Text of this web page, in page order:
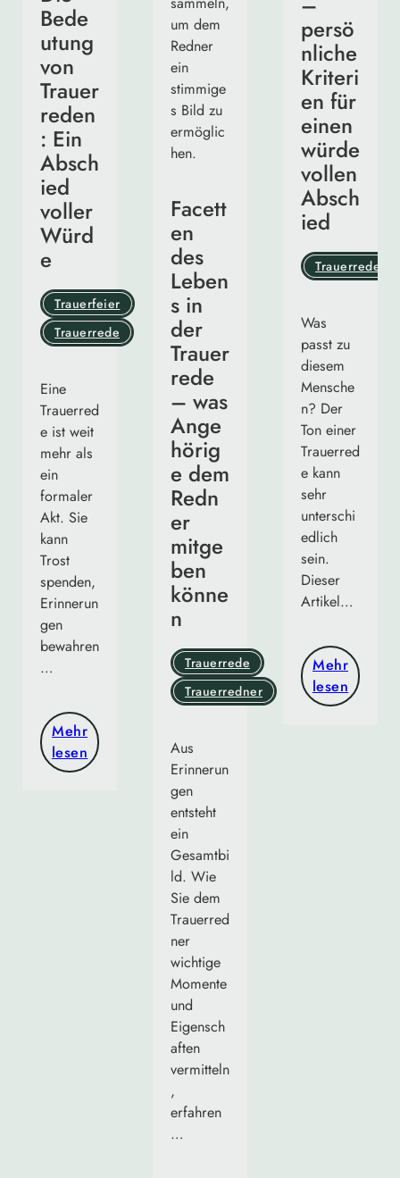
Bede
utung
von
Trauer
reden
: Ein
Absch
ied
voller
Würd
e
Trauerfeier
Trauerrede
Eine
Trauerred
e ist weit
mehr als
ein
formaler
Akt. Sie
kann
Trost
spenden,
Erinnerun
gen
bewahren
…
Mehr
lesen
Facett
en
des
Leben
s in
der
Trauer
rede
– was
Ange
hörig
e dem
Redn
er
mitge
ben
könne
n
Trauerrede
Trauerredner
Aus
Erinnerun
gen
entsteht
ein
Gesamtbi
ld. Wie
Sie dem
Trauerred
ner
wichtige
Momente
und
Eigensch
aften
vermitteln
,
erfahren
…
persö
nliche
Kriteri
en für
einen
würde
vollen
Absch
ied
Trauerrede
Was
passt zu
diesem
Mensche
n? Der
Ton einer
Trauerred
e kann
sehr
unterschi
edlich
sein.
Dieser
Artikel…
Mehr
lesen